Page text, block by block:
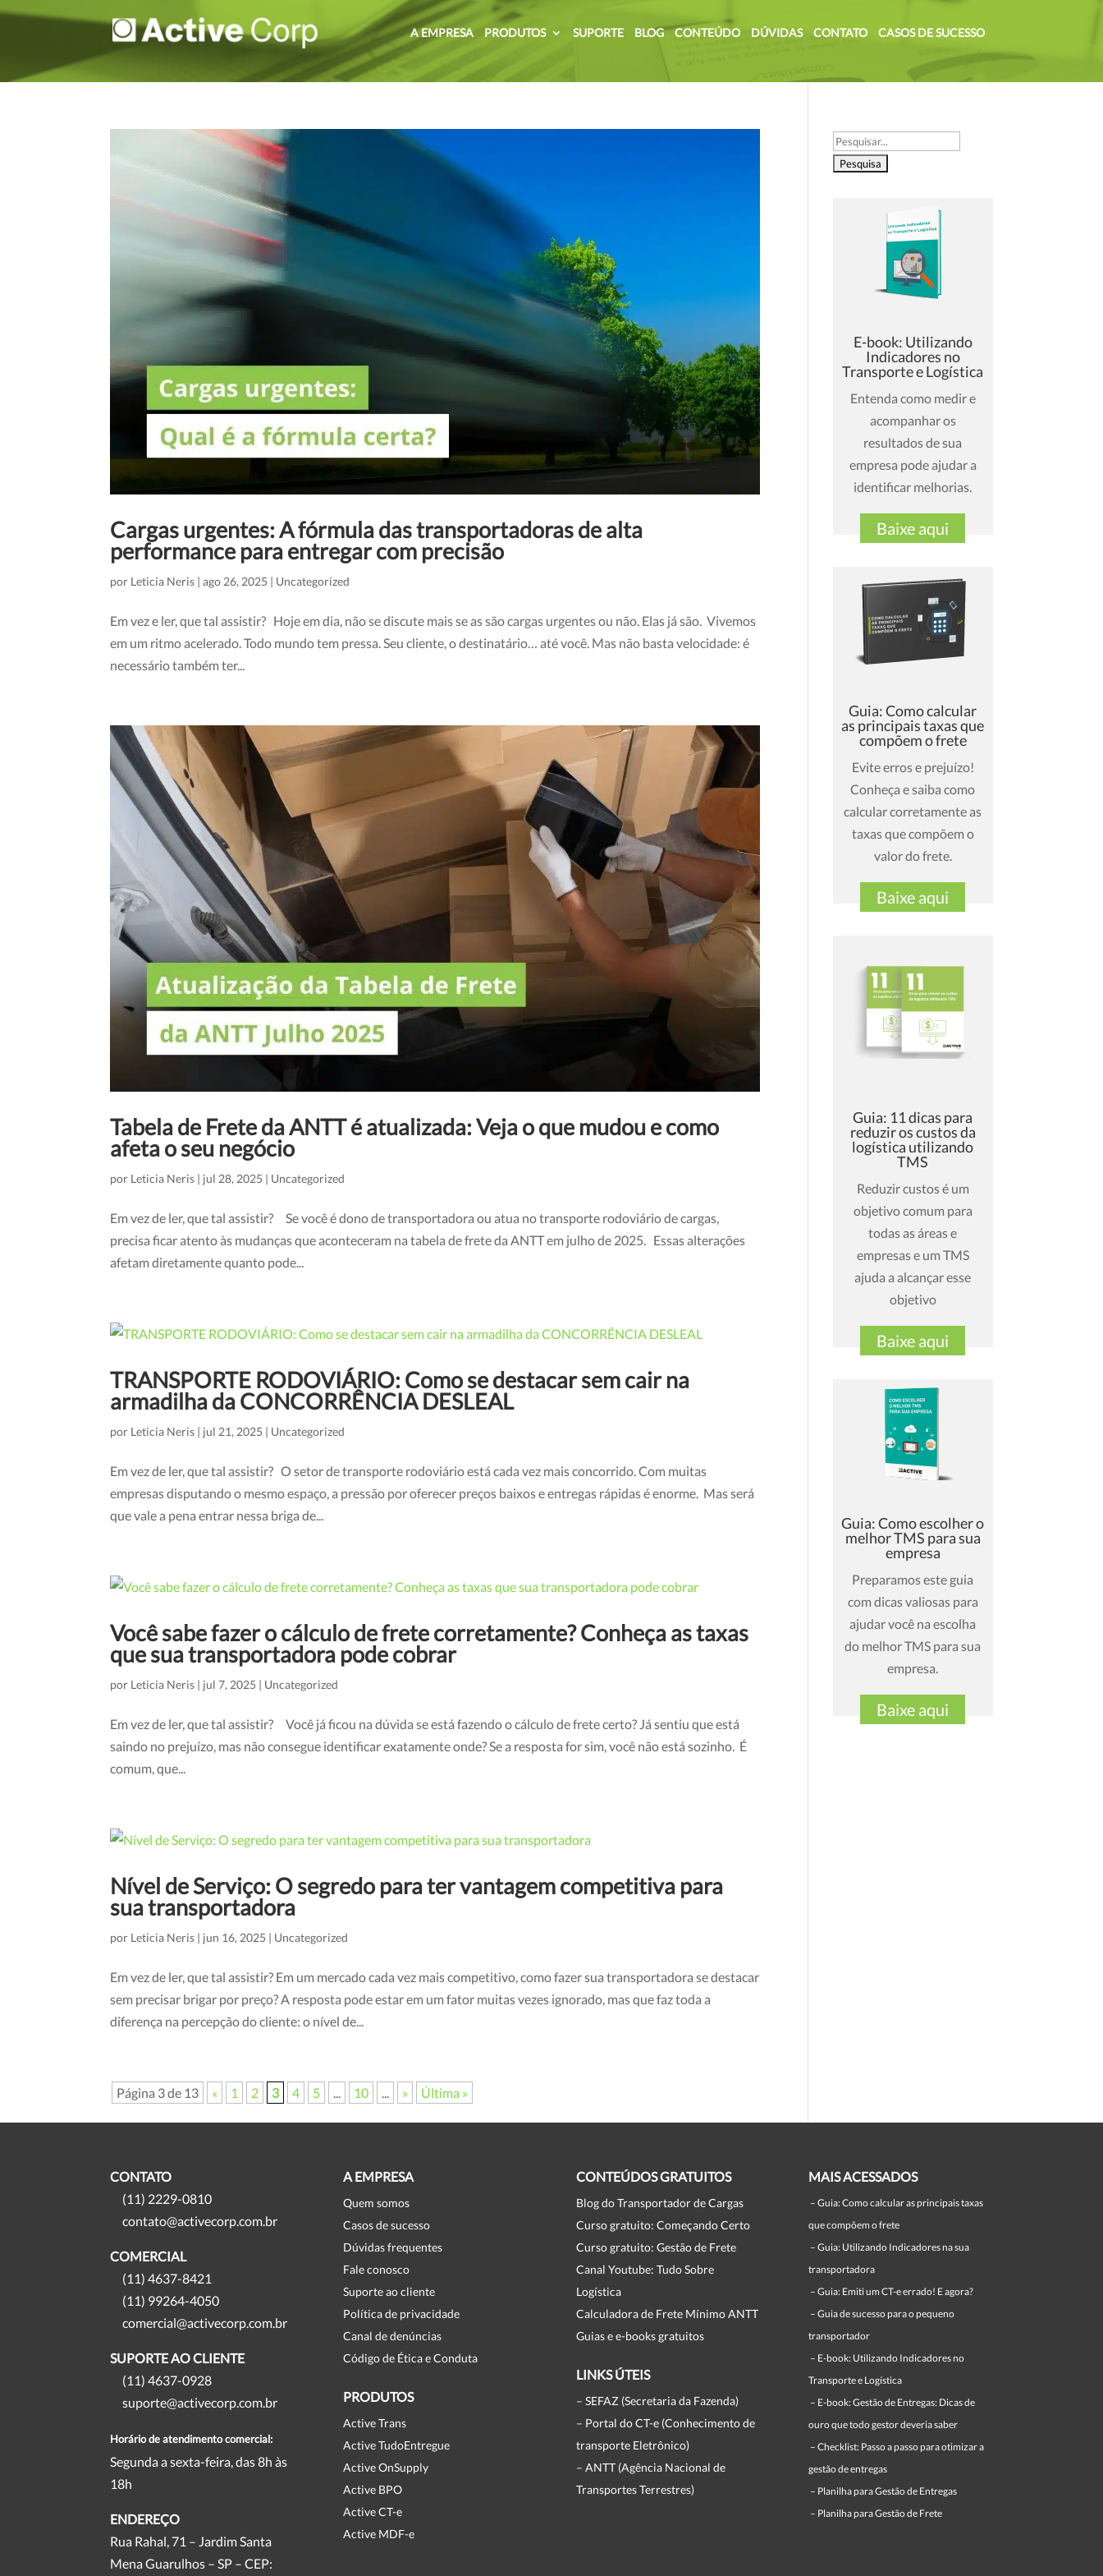
A EMPRESA PRODUTOS SUPORTE BLOG CONTEÚDO DÚVIDAS CONTATO CASOS DE SUCESSO
Cargas urgentes: A fórmula das transportadoras de alta
performance para entregar com precisão
por Leticia Neris |ago 26, 2025 | Uncategorized
Em vez e ler, que tal assistir? Hoje em dia, não se discute mais se as são cargas urgentes ou não. Elas já são. Vivemos
em um ritmo acelerado. Todo mundo tem pressa. Seu cliente, o destinatário… até você. Mas não basta velocidade: é
necessário também ter...
Tabela de Frete da ANTT é atualizada: Veja o que mudou e como
afeta o seu negócio
por Leticia Neris | jul 28, 2025 | Uncategorized
Em vez de ler, que tal assistir? Se você é dono de transportadora ou atua no transporte rodoviário de cargas,
precisa ficar atento às mudanças que aconteceram na tabela de frete da ANTT em julho de 2025. Essas alterações
afetam diretamente quanto pode...
TRANSPORTE RODOVIÁRIO: Como se destacar sem cair na
armadilha da CONCORRÊNCIA DESLEAL
por Leticia Neris | jul 21, 2025 | Uncategorized
Em vez de ler, que tal assistir? O setor de transporte rodoviário está cada vez mais concorrido. Com muitas
empresas disputando o mesmo espaço, a pressão por oferecer preços baixos e entregas rápidas é enorme. Mas será
que vale a pena entrar nessa briga de...
Você sabe fazer o cálculo de frete corretamente? Conheça as taxas
que sua transportadora pode cobrar
por Leticia Neris | jul 7, 2025 | Uncategorized
Em vez de ler, que tal assistir? Você já ficou na dúvida se está fazendo o cálculo de frete certo? Já sentiu que está
saindo no prejuízo, mas não consegue identificar exatamente onde? Se a resposta for sim, você não está sozinho. É
comum, que...
Nível de Serviço: O segredo para ter vantagem competitiva para
sua transportadora
por Leticia Neris | jun 16, 2025 | Uncategorized
Em vez de ler, que tal assistir? Em um mercado cada vez mais competitivo, como fazer sua transportadora se destacar
sem precisar brigar por preço? A resposta pode estar em um fator muitas vezes ignorado, mas que faz toda a
diferença na percepção do cliente: o nível de...
Página 3 de 13 « 1 2 3 4 5 10 » Última »
Pesquisar
por:
E-book: Utilizando
Indicadores no
Transporte e Logística
Entenda como medir e
acompanhar os
resultados de sua
empresa pode ajudar a
identificar melhorias.
Baixe aqui
Guia: Como calcular
as principais taxas que
compõem o frete
Evite erros e prejuízo!
Conheça e saiba como
calcular corretamente as
taxas que compõem o
valor do frete.
Baixe aqui
Guia: 11 dicas para
reduzir os custos da
logística utilizando
TMS
Reduzir custos é um
objetivo comum para
todas as áreas e
empresas e um TMS
ajuda a alcançar esse
objetivo
Baixe aqui
Guia: Como escolher o
melhor TMS para sua
empresa
Preparamos este guia
com dicas valiosas para
ajudar você na escolha
do melhor TMS para sua
empresa.
Baixe aqui
CONTATO
(11) 2229-0810
contato@activecorp.com.br
COMERCIAL
(11) 4637-8421
(11) 99264-4050
comercial@activecorp.com.br
SUPORTE AO CLIENTE
(11) 4637-0928
suporte@activecorp.com.br
Horário de atendimento comercial:
Segunda a sexta-feira, das 8h às
18h
ENDEREÇO
Rua Rahal, 71 – Jardim Santa
Mena Guarulhos – SP – CEP:
A EMPRESA
Quem somos
Casos de sucesso
Dúvidas frequentes
Fale conosco
Suporte ao cliente
Política de privacidade
Canal de denúncias
Código de Ética e Conduta
PRODUTOS
Active Trans
Active TudoEntregue
Active OnSupply
Active BPO
Active CT-e
Active MDF-e
CONTEÚDOS GRATUITOS
Blog do Transportador de Cargas
Curso gratuito: Começando Certo
Curso gratuito: Gestão de Frete
Canal Youtube: Tudo Sobre
Logística
Calculadora de Frete Mínimo ANTT
Guias e e-books gratuitos
LINKS ÚTEIS
– SEFAZ (Secretaria da Fazenda)
– Portal do CT-e (Conhecimento de
transporte Eletrônico)
– ANTT (Agência Nacional de
Transportes Terrestres)
MAIS ACESSADOS
–Guia: Como calcular as principais taxas
que compõem o frete
–Guia: Utilizando Indicadores na sua
transportadora
–Guia: Emiti um CT-e errado! E agora?
–Guia de sucesso para o pequeno
transportador
– E-book: Utilizando Indicadores no
Transporte e Logística
– E-book: Gestão de Entregas: Dicas de
ouro que todo gestor deveria saber
–Checklist: Passo a passo para otimizar a
gestão de entregas
– Planilha para Gestão de Entregas
– Planilha para Gestão de Frete